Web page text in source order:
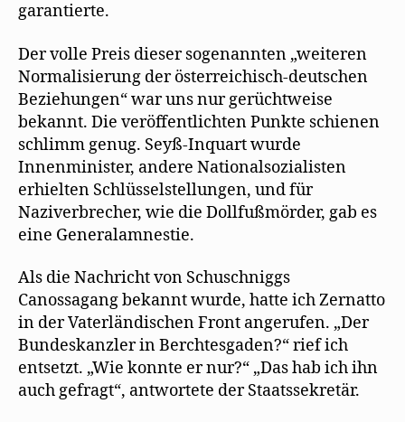
garantierte.
Der volle Preis dieser sogenannten „weiteren
Normalisierung der österreichisch-deutschen
Beziehungen“ war uns nur gerüchtweise
bekannt. Die veröffentlichten Punkte schienen
schlimm genug. Seyß-Inquart wurde
Innenminister, andere Nationalsozialisten
erhielten Schlüsselstellungen, und für
Naziverbrecher, wie die Dollfußmörder, gab es
eine Generalamnestie.
Als die Nachricht von Schuschniggs
Canossagang bekannt wurde, hatte ich Zernatto
in der Vaterländischen Front angerufen. „Der
Bundeskanzler in Berchtesgaden?“ rief ich
entsetzt. „Wie konnte er nur?“ „Das hab ich ihn
auch gefragt“, antwortete der Staatssekretär.